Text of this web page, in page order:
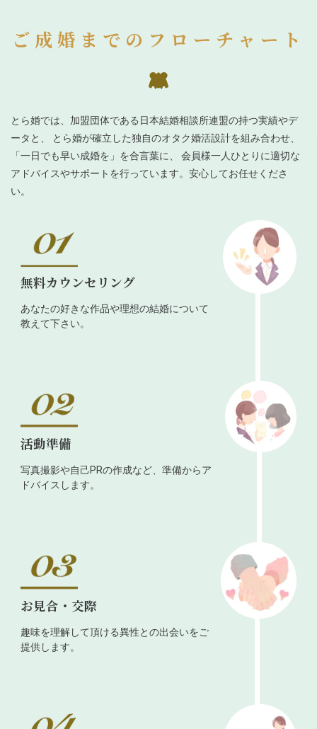
ご成婚までのフローチャート
とら婚では、加盟団体である日本結婚相談所連盟の持つ実績やデ
ータと、 とら婚が確立した独自のオタク婚活設計を組み合わせ、
「一日でも早い成婚を」を合言葉に、 会員様一人ひとりに適切な
アドバイスやサポートを行っています。安心してお任せくださ
い。
無料カウンセリング
あなたの好きな作品や理想の結婚について
教えて下さい。
活動準備
写真撮影や自己PRの作成など、準備からア
ドバイスします。
お見合・交際
趣味を理解して頂ける異性との出会いをご
提供します。